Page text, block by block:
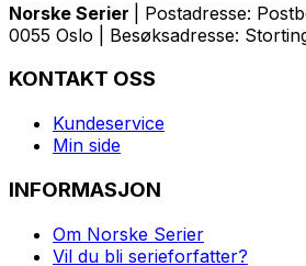
Norske Serier
| Postadresse:
0055 Oslo | Besøksadresse:
KONTAKT OSS
Kundeservice
Min side
INFORMASJON
Om Norske Serier
Vil du bli serieforfatter?